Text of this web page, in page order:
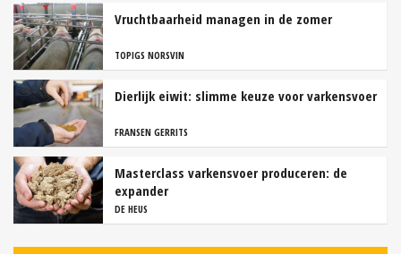
Vruchtbaarheid managen in de zomer
TOPIGS NORSVIN
Dierlijk eiwit: slimme keuze voor varkensvoer
FRANSEN GERRITS
Masterclass varkensvoer produceren: de
expander
DE HEUS